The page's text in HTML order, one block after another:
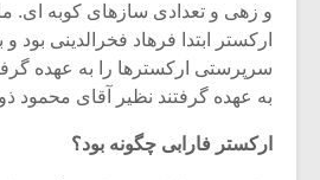
و زهی و تعدادی سازهای کوبه ای.
ارکستر ابتدا فرهاد فخرالدینی بود
سرپرستی ارکسترها را به عهده
به عهده گرفتند نظیر آقای محمود
ارکستر فارابی چگونه بود؟